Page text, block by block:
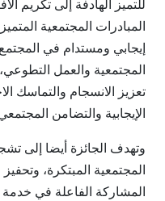
للتميز الهادفة إلى تكريم
المبادرات المجتمعية
إيجابي ومستدام في
المجتمعية والعمل
تعزيز الانسجام والتماسك
الإيجابية والتضامن
وتهدف الجائزة أيضا إلى
المجتمعية المبتكرة،
المشاركة الفاعلة في